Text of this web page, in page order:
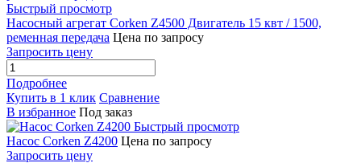
Быстрый просмотр
Насосный агрегат Corken Z4500 Двигатель 15 квт / 1500,
ременная передача Цена по запросу
Запросить цену
Подробнее
Купить в 1 клик Сравнение
В избранное Под заказ
Быстрый просмотр
Насос Corken Z4200 Цена по запросу
Запросить цену